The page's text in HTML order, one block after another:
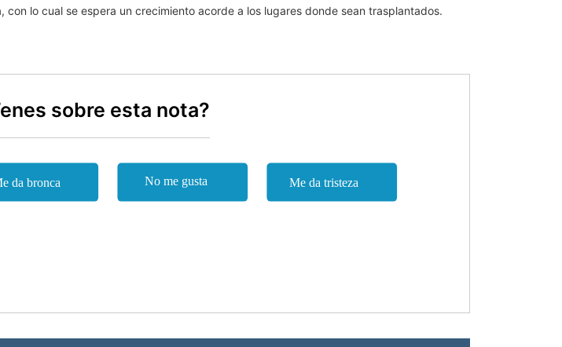
lo cual se espera un crecimiento acorde a los lugares donde sean trasplantados.
sobre esta nota?